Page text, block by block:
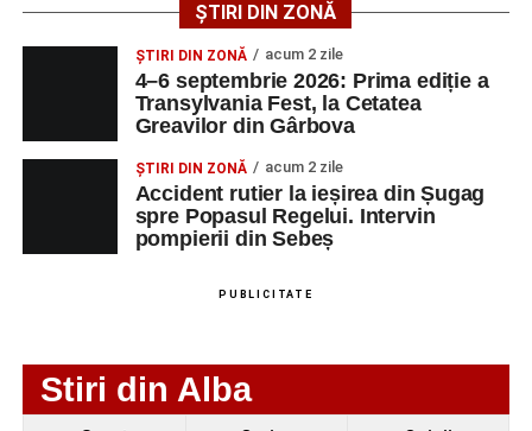
LMV
TELEFON/E-
Technology Srl
OPERATOR LA
MASINI-UNELTE
CU COMANDA
NUMERICA
1 0752826367
Ultimele știri din Sebeș
ȘTIRI DIN ZONĂ
ȘTIRI DIN ZONĂ acum 2 zile
4–6 septembrie 2026: Prima ediție a
Transylvania Fest, la Cetatea
Greavilor din Gârbova
ȘTIRI DIN ZONĂ acum 2 zile
Accident rutier la ieșirea din Șugag
spre Popasul Regelui. Intervin
pompierii din Sebeș
PUBLICITATE
Stiri din Alba